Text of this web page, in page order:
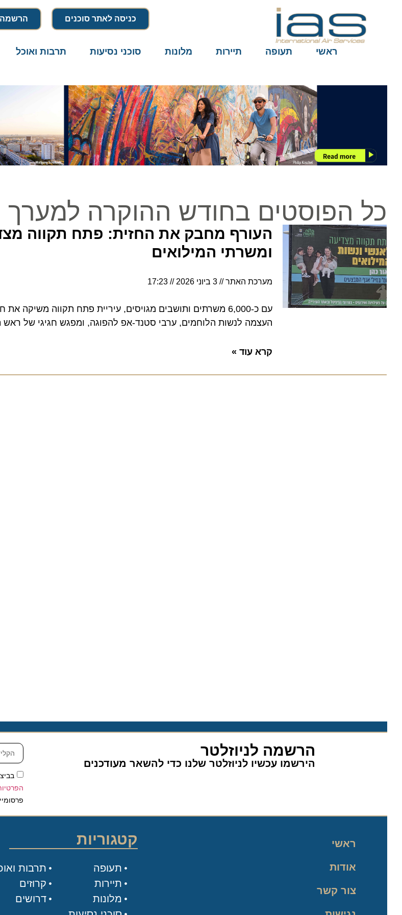
כניסה לאתר סוכנים הרשמה
ראשי תעופה תיירות מלונות סוכני נסיעות תרבות ואוכל
כל הפוסטים בחודש ההוקרה למערך
העורף מחבק את החזית: פתח תקווה
ומשרתי המילואים
מערכת האתר 3 ביוני 2026 17:23
עם כ-6,000 משרתים ותושבים מגויסים, עיריית פתח תקווה משיקה את
העצמה לנשות הלוחמים, ערבי סטנד-אפ להפוגה, ומפגש חגיגי של ראש
קרא עוד »
הרשמה לניוזלטר
הירשמו עכשיו לניוזלטר שלנו כדי להשאר מעודכנים
הפרטיות
פרסומיים,
ראשי
אודות
צור קשר
קטגוריות
תעופה
תיירות
מלונות
תרבות ואוכל
קרוזים
דרושים